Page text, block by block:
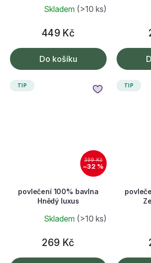
Skladem (>10 ks)
449 Kč
Do košíku
TIP
399 Kč
–32 %
povlečení 100% bavlna
Hnědý luxus
Skladem (>10 ks)
269 Kč
TIP